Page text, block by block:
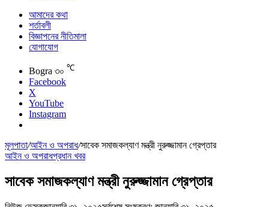
আমাদের কথা
শর্তাবলী
বিজ্ঞাপনের নীতিমালা
যোগাযোগ
Bogra ৩০ ℃
Facebook
X
YouTube
Instagram
মূলপাতা/আইন ও অপরাধ/সাবেক সমাজকল্যাণ মন্ত্রী নুরুজ্জামান গ্রেপ্তার
আইন ও অপরাধপ্রধান খবর
সাবেক সমাজকল্যাণ মন্ত্রী নুরুজ্জামান গ্রেপ্তার